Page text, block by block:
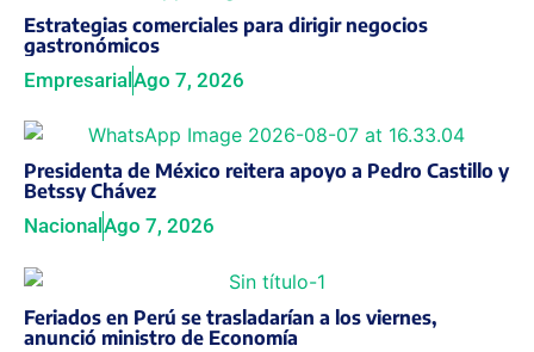
Estrategias comerciales para dirigir negocios
gastronómicos
EmpresarialAgo 7, 2026
Presidenta de México reitera apoyo a Pedro Castillo y
Betssy Chávez
Nacional Ago 7, 2026
Feriados en Perú se trasladarían a los viernes,
anunció ministro de Economía